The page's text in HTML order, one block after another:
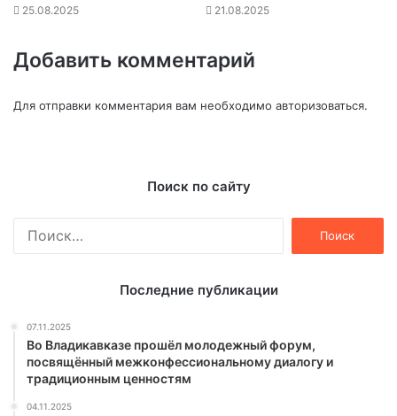
25.08.2025 21.08.2025
Добавить комментарий
Для отправки комментария вам необходимо авторизоваться.
Поиск по сайту
Последние публикации
07.11.2025
Во Владикавказе прошёл молодежный форум,
посвящённый межконфессиональному диалогу и
традиционным ценностям
04.11.2025